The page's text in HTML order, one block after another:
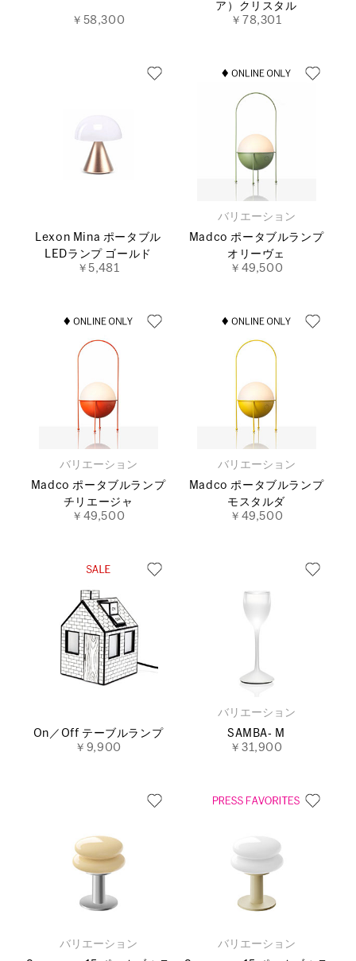
￥58,300
ア）クリスタル
￥78,301
Lexon Mina ポータブル
LEDランプ ゴールド
￥5,481
バリエーション
Madco ポータブルランプ
オリーヴェ
￥49,500
バリエーション
Madco ポータブルランプ
チリエージャ
￥49,500
バリエーション
Madco ポータブルランプ
モスタルダ
￥49,500
On／Off テーブルランプ
￥9,900
バリエーション
SAMBA‐ M
￥31,900
バリエーション
バリエーション